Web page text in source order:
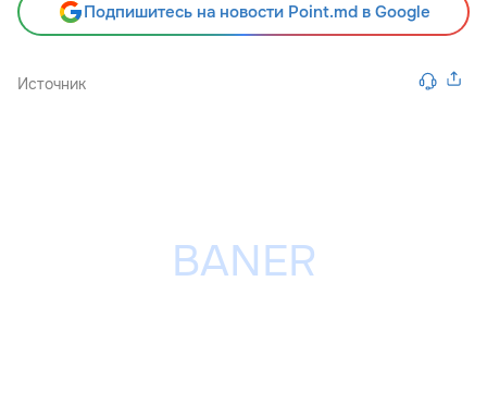
Подпишитесь на новости Point.md в Google
Источник